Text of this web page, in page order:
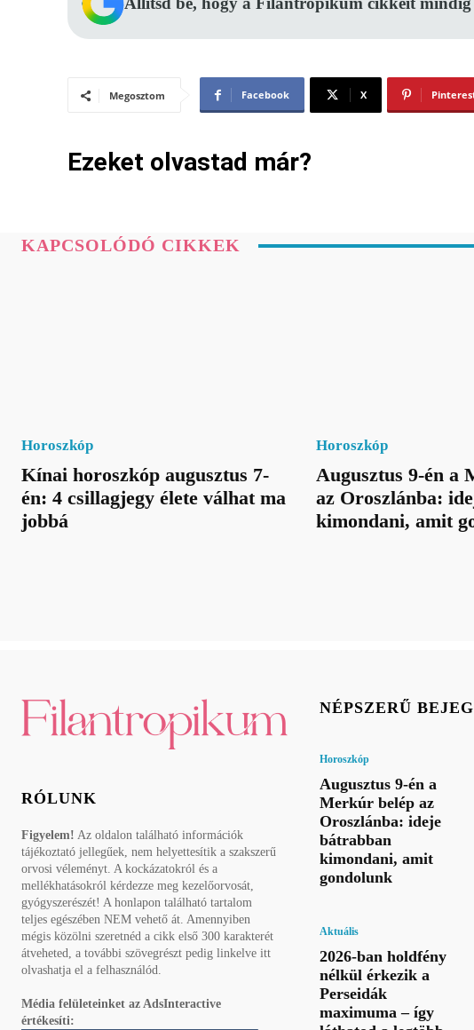
Megosztom Facebook X
Ezeket olvastad már?
KAPCSOLÓDÓ CIKKEK
Horoszkóp
Kínai horoszkóp augusztus 7-
én: 4 csillagjegy élete válhat ma
jobbá
Horoszkóp
Augusztus 9-én a
az Oroszlánba:
kimondani, amit
RÓLUNK
Figyelem! Az oldalon található információk
tájékoztató jellegűek, nem helyettesítik a szakszerű
orvosi véleményt. A kockázatokról és a
mellékhatásokról kérdezze meg kezelőorvosát,
gyógyszerészét! A honlapon található tartalom
teljes egészében NEM vehető át. Amennyiben
mégis közölni szeretnéd a cikk első 300 karakterét
átveheted, a további szövegrészt pedig linkelve itt
olvashatja el a felhasználód.
Média felületeinket az AdsInteractive
értékesíti:
NÉPSZERŰ
Horoszkóp
Augusztus 9-én a
Merkúr belép az
Oroszlánba: ideje
bátrabban
kimondani, amit
gondolunk
Aktuális
2026-ban holdfény
nélkül érkezik a
Perseidák
maximuma – így